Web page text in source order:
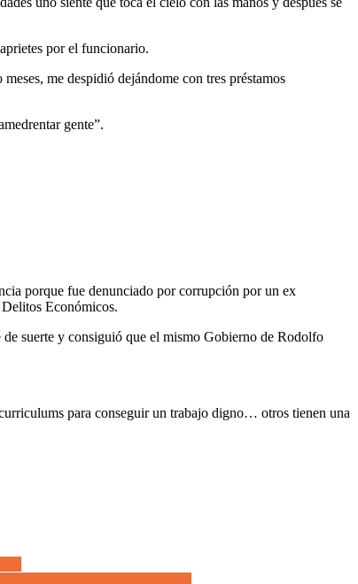
por el funcionario.
me despidió dejándome con tres préstamos
gente”.
porque fue denunciado por corrupción por un ex
Económicos.
suerte y consiguió que el mismo Gobierno de Rodolfo
para conseguir un trabajo digno… otros tienen una